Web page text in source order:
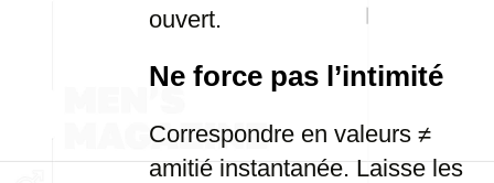
ouvert.
Ne force pas l’intimité
Correspondre en valeurs ≠
amitié instantanée. Laisse les